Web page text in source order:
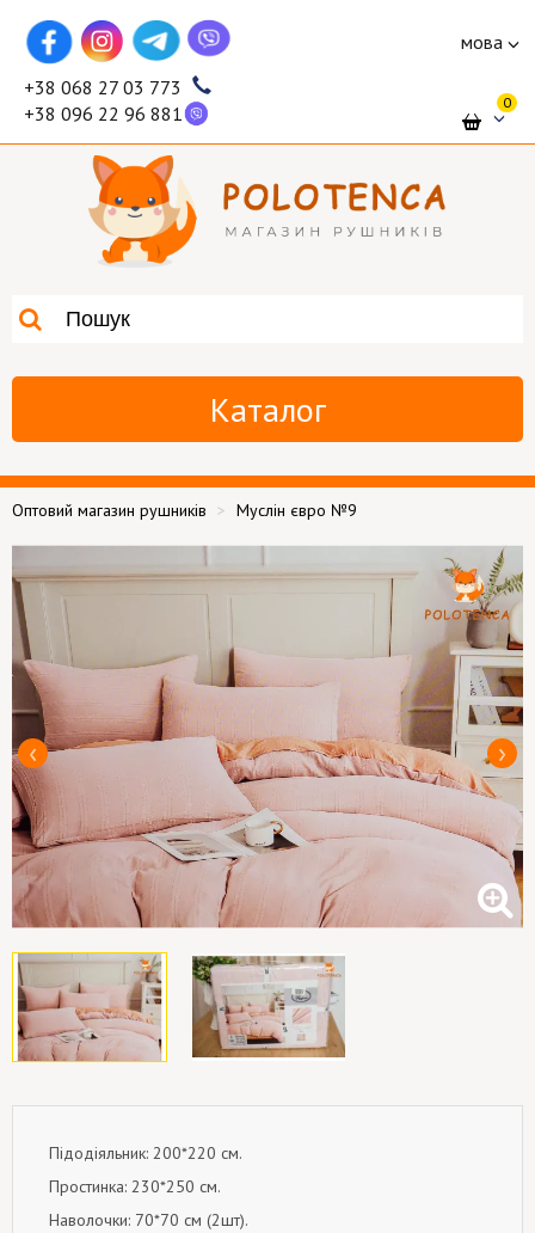
мова
+38 068 27 03 773
+38 096 22 96 881
0
Каталог
Оптовий магазин рушників Муслін євро №9
Підодіяльник: 200*220 см.
Простинка: 230*250 см.
Наволочки: 70*70 см (2шт).